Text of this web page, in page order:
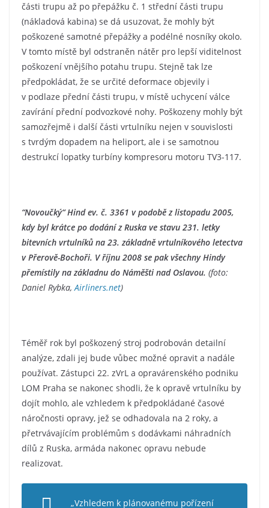
části trupu až po přepážku č. 1 střední části trupu
(nákladová kabina) se dá usuzovat, že mohly být
poškozené samotné přepážky a podélné nosníky okolo.
V tomto místě byl odstraněn nátěr pro lepší viditelnost
poškození vnějšího potahu trupu. Stejně tak lze
předpokládat, že se určité deformace objevily i
v podlaze přední části trupu, v místě uchycení válce
zavírání přední podvozkové nohy. Poškozeny mohly být
samozřejmě i další části vrtulníku nejen v souvislosti
s tvrdým dopadem na heliport, ale i se samotnou
destrukcí lopatky turbíny kompresoru motoru TV3-117.
“Novoučký“ Hind ev. č. 3361 v podobě z listopadu 2005,
kdy byl krátce po dodání z Ruska ve stavu 231. letky
bitevních vrtulníků na 23. základně vrtulníkového letectva
v Přerově-Bochoři. V říjnu 2008 se pak všechny Hindy
přemístily na základnu do Náměšti nad Oslavou. (foto:
Daniel Rybka,Airliners.net)
Téměř rok byl poškozený stroj podrobován detailní
analýze, zdali jej bude vůbec možné opravit a nadále
používat. Zástupci 22. zVrL a opravárenského podniku
LOM Praha se nakonec shodli, že k opravě vrtulníku by
dojít mohlo, ale vzhledem k předpokládané časové
náročnosti opravy, jež se odhadovala na 2 roky, a
přetrvávajícím problémům s dodávkami náhradních
dílů z Ruska, armáda nakonec opravu nebude
realizovat.
„Vzhledem k plánovanému pořízení